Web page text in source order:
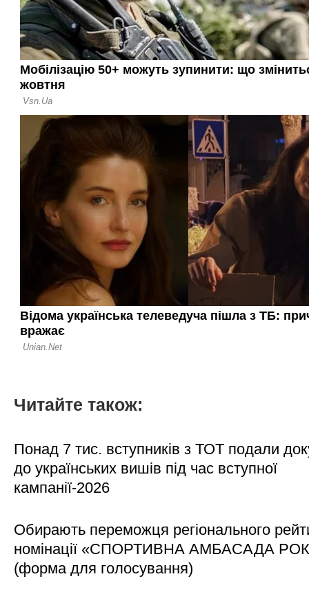
Читайте також:
Понад 7 тис. вступників з ТОТ подали
до українських вишів під час вступної
кампанії-2026
Обирають переможця регіонального
номінації «СПОРТИВНА АМБАСАДА
(форма для голосування)